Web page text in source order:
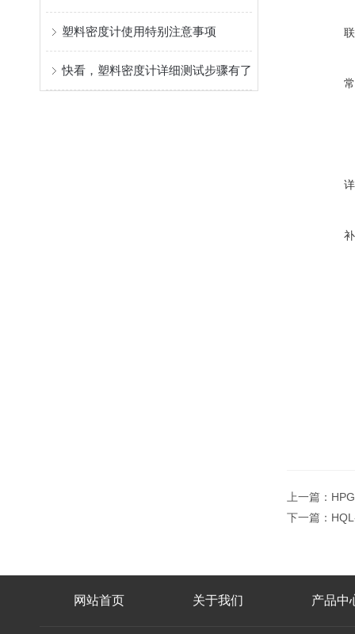
塑料密度计使用特别注意事项
快看，塑料密度计详细测试步骤有了
上一篇：
下一篇：
网站首页 关于我们 产品中